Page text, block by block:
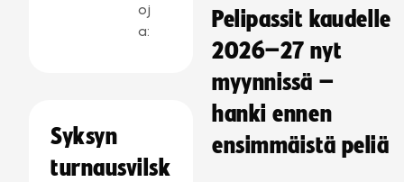
oj
a:
Syksyn
turnausvilsk
Pelipassit kaudelle
2026–27 nyt
myynnissä –
hanki ennen
ensimmäistä peliä